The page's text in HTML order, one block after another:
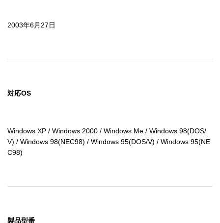
2003年6月27日
対応OS
Windows XP / Windows 2000 / Windows Me / Windows 98(DOS/
V) / Windows 98(NEC98) / Windows 95(DOS/V) / Windows 95(NE
C98)
製品型番